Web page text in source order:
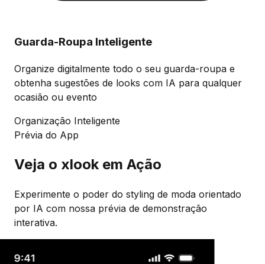
Guarda-Roupa Inteligente
Organize digitalmente todo o seu guarda-roupa e
obtenha sugestões de looks com IA para qualquer
ocasião ou evento
Organização Inteligente
Prévia do App
Veja o xlook em Ação
Experimente o poder do styling de moda orientado
por IA com nossa prévia de demonstração
interativa.